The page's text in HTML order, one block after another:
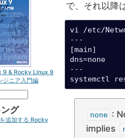
9 & Rocky Linux 9
ジニア入門編
グ
追加する Rocky
で、それ以降
vi /etc/
---
[main]
dns=none
---
systemctl
none :
implies